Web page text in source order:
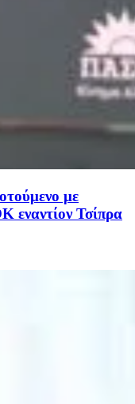
με
εναντίον Τσίπρα